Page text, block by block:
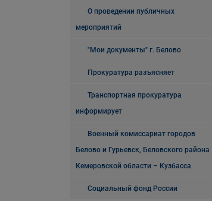
О проведении публичных
мероприятий
"Мои документы" г. Белово
Прокуратура разъясняет
Транспортная прокуратура
информирует
Военный комиссариат городов
Белово и Гурьевск, Беловского района
Кемеровской области – Кузбасса
Социальный фонд России